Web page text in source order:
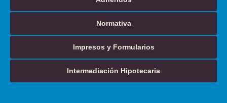
Normativa
Impresos y Formularios
Intermediación Hipotecaria